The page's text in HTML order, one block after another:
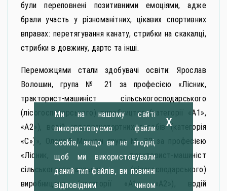
були переповнені позитивними емоціями, адже
брали участь у різноманітних, цікавих спортивних
вправах: перетягування канату, стрибки на скакалці,
стрибки в довжину, дартс та інші.
Переможцями стали здобувачі освіти: Ярослав
Волошин, група № 21 за професією «Лісник,
тракторист-машиніст сільськогосподарського
(лісогосподарського) виробництва (категорії «А1»,
«А2»), водій автотранспортних засобів (категорія
«С»)», Олексій Мачулін група № 32 за професією
«Лісник, тракторист-машиніст
сільськогосподарського (лісогосподарського)
виробництва (категорії «А1», «А2»), водій
Ми на нашому сайті
використовуємо файли
cookie, якщо ви не згодні,
щоб ми використовували
даний тип файлів, ви повинні
відповідним чином
x